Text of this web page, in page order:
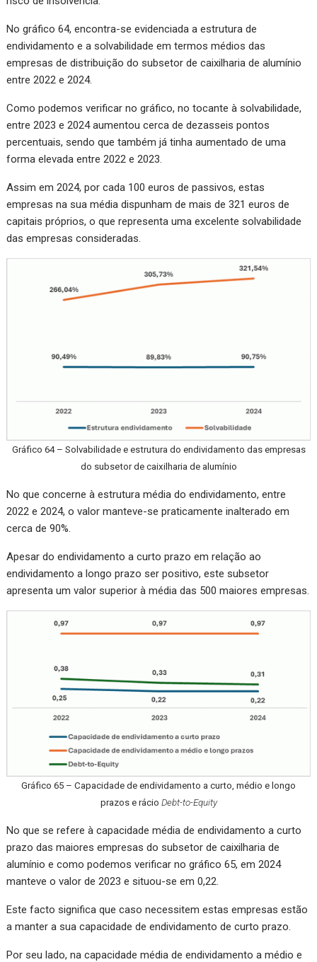
No gráfico 64, encontra-se evidenciada a estrutura de
endividamento e a solvabilidade em termos médios das
empresas de distribuição do subsetor de caixilharia de alumínio
entre 2022 e 2024.
Como podemos verificar no gráfico, no tocante à solvabilidade,
entre 2023 e 2024 aumentou cerca de dezasseis pontos
percentuais, sendo que também já tinha aumentado de uma
forma elevada entre 2022 e 2023.
Assim em 2024, por cada 100 euros de passivos, estas
empresas na sua média dispunham de mais de 321 euros de
capitais próprios, o que representa uma excelente solvabilidade
das empresas consideradas.
Gráfico 64 – Solvabilidade e estrutura do endividamento das empresas
do subsetor de caixilharia de alumínio
No que concerne à estrutura média do endividamento, entre
2022 e 2024, o valor manteve-se praticamente inalterado em
cerca de 90%.
Apesar do endividamento a curto prazo em relação ao
endividamento a longo prazo ser positivo, este subsetor
apresenta um valor superior à média das 500 maiores empresas.
Gráfico 65 – Capacidade de endividamento a curto, médio e longo
prazos e rácio Debt-to-Equity
No que se refere à capacidade média de endividamento a curto
prazo das maiores empresas do subsetor de caixilharia de
alumínio e como podemos verificar no gráfico 65, em 2024
manteve o valor de 2023 e situou-se em 0,22.
Este facto significa que caso necessitem estas empresas estão
a manter a sua capacidade de endividamento de curto prazo.
Por seu lado, na capacidade média de endividamento a médio e